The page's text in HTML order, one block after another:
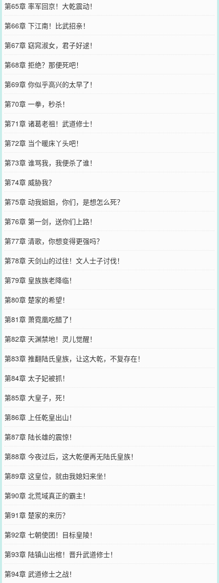
第65章 率军回京！大乾震动！
第66章 下江南！比武招亲！
第67章 窈窕淑女，君子好逑！
第68章 拒绝？那便死吧！
第69章 你似乎高兴的太早了！
第70章 一拳，秒杀！
第71章 诸葛老祖！武道修士！
第72章 当个暖床丫头吧！
第73章 谁骂我，我便杀了谁！
第74章 威胁我？
第75章 动我姐姐，你们，是想怎么死？
第76章 第一剑，送你们上路！
第77章 清歌，你想变得更强吗？
第78章 天剑山的过往！文人士子讨伐！
第79章 皇族族老降临！
第80章 楚家的希望！
第81章 萧霓凰吃醋了！
第82章 天渊禁地！灵儿觉醒！
第83章 推翻陆氏皇族，让这大乾，不复存在！
第84章 太子妃被抓！
第85章 大皇子，死！
第86章 上任乾皇出山！
第87章 陆长雄的震惊！
第88章 今夜过后，这大乾便再无陆氏皇族！
第89章 这皇位，就由我媳妇来坐！
第90章 北荒域真正的霸主！
第91章 楚家的来历？
第92章 七朝使团！目标皇陵！
第93章 陆镇山出棺！晋升武道修士！
第94章 武道修士之战！